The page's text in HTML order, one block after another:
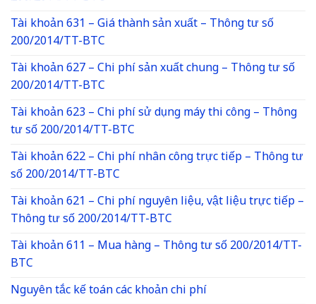
Tài khoản 631 – Giá thành sản xuất – Thông tư số
200/2014/TT-BTC
Tài khoản 627 – Chi phí sản xuất chung – Thông tư số
200/2014/TT-BTC
Tài khoản 623 – Chi phí sử dụng máy thi công – Thông
tư số 200/2014/TT-BTC
Tài khoản 622 – Chi phí nhân công trực tiếp – Thông tư
số 200/2014/TT-BTC
Tài khoản 621 – Chi phí nguyên liệu, vật liệu trực tiếp –
Thông tư số 200/2014/TT-BTC
Tài khoản 611 – Mua hàng – Thông tư số 200/2014/TT-
BTC
Nguyên tắc kế toán các khoản chi phí